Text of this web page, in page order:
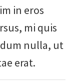
in eros
mi quis
nulla, ut
erat.